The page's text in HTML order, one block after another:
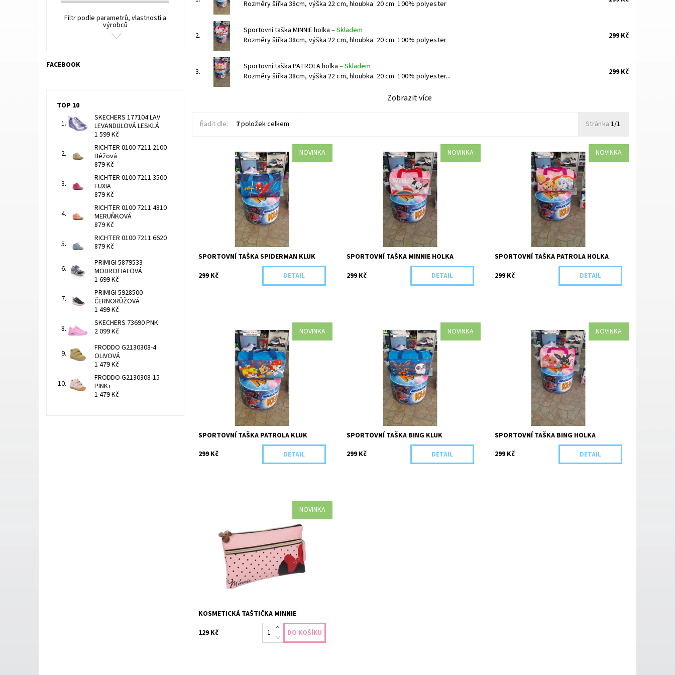
Rozměry šířka 38cm, výška 22 cm, hloubka 20 cm. 100% polyester
2.
Sportovní taška MINNIE holka –Skladem
Rozměry šířka 38cm, výška 22 cm, hloubka 20 cm. 100% polyester
299 Kč
3.
Sportovní taška PATROLA holka –Skladem
Rozměry šířka 38cm, výška 22 cm, hloubka 20 cm. 100% polyester...
299 Kč
Zobrazit více
Řadit dle: 7položek celkem Stránka 1/1
NOVINKA
Rozměry šířka 38cm, výška 22 cm,
hloubka 20 cm. 100% polyester
Skladem 5 ks
4476/MOD
SPORTOVNÍ TAŠKA SPIDERMAN KLUK
299 Kč
DETAIL
NOVINKA
Rozměry šířka 38cm, výška 22 cm,
hloubka 20 cm. 100% polyester
Skladem 5 ks
4473/RUZ
SPORTOVNÍ TAŠKA MINNIE HOLKA
299 Kč
DETAIL
NOVINKA
Rozměry šířka 38cm, výška 22 cm,
hloubka 20 cm. 100% polyester
Skladem 5 ks
4470/RUZ
SPORTOVNÍ TAŠKA PATROLA HOLKA
299 Kč
DETAIL
NOVINKA
Rozměry šířka 38cm, výška 22 cm,
hloubka 20 cm. 100% polyester
Dostupnost:
Skladem 5 ks
4467/MOD
SPORTOVNÍ TAŠKA PATROLA KLUK
299 Kč
DETAIL
NOVINKA
Rozměry šířka 38cm, výška 22 cm,
hloubka 20 cm. 100% polyester
Skladem 5 ks
4464/MOD
SPORTOVNÍ TAŠKA BING KLUK
299 Kč
DETAIL
NOVINKA
Rozměry šířka 38cm, výška 22 cm,
hloubka 20 cm. 100% polyester
Skladem 5 ks
4461/RUZ
SPORTOVNÍ TAŠKA BING HOLKA
299 Kč
DETAIL
NOVINKA
Skladem >5 ks
4194
KOSMETICKÁ TAŠTIČKA MINNIE
129 Kč
Filtr podle parametrů, vlastností a
výrobců
FACEBOOK
TOP 10
SKECHERS 177104 LAV
LEVANDULOVÁ LESKLÁ
1 599 Kč
RICHTER 0100 7211 2100
Béžová
879 Kč
RICHTER 0100 7211 3500
FUXIA
879 Kč
RICHTER 0100 7211 4810
MERUŇKOVÁ
879 Kč
RICHTER 0100 7211 6620
879 Kč
PRIMIGI 5879533
MODROFIALOVÁ
1 699 Kč
PRIMIGI 5928500
ČERNORŮŽOVÁ
1 499 Kč
SKECHERS 73690 PNK
2 099 Kč
FRODDO G2130308-4
OLIVOVÁ
1 479 Kč
FRODDO G2130308-15
PINK+
1 479 Kč